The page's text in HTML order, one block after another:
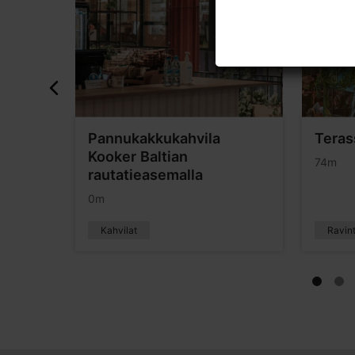
Pannukakkukahvila
Kooker Baltian
rautatieasemalla
0m
Kahvilat
74m